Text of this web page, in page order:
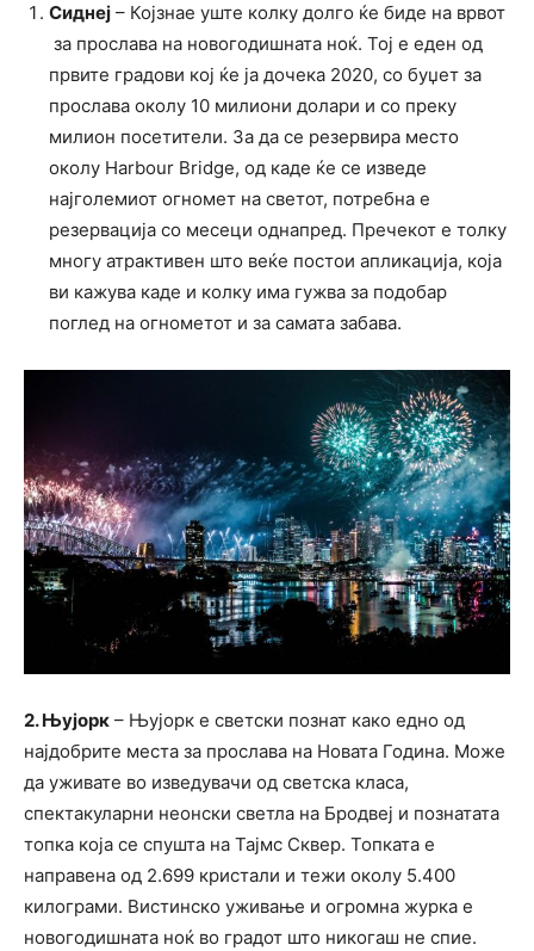
Сиднеј – Којзнае уште колку долго ќе биде на врвот
за прослава на новогодишната ноќ. Тој е еден од
првите градови кој ќе ја дочека 2020, со буџет за
прослава околу 10 милиони долари и со преку
милион посетители. За да се резервира место
околу Harbour Bridge, од каде ќе се изведе
најголемиот огномет на светот, потребна е
резервација со месеци однапред. Пречекот е толку
многу атрактивен што веќе постои апликација, која
ви кажува каде и колку има гужва за подобар
поглед на огнометот и за самата забава.
2. Њујорк – Њујорк е светски познат како едно од
најдобрите места за прослава на Новата Година. Може
да уживате во изведувачи од светска класа,
спектакуларни неонски светла на Бродвеј и познатата
топка која се спушта на Тајмс Сквер. Топката е
направена од 2.699 кристали и тежи околу 5.400
килограми. Вистинско уживање и огромна журка е
новогодишната ноќ во градот што никогаш не спие.